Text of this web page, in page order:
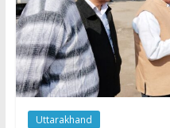
Uttarakhand